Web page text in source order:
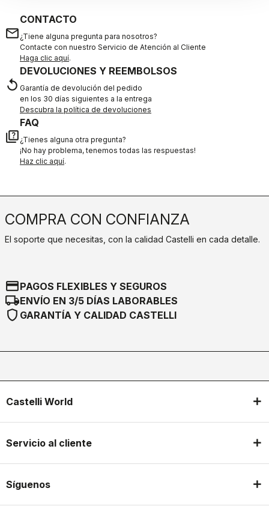
email
CONTACTO
¿Tiene alguna pregunta para nosotros?
Contacte con nuestro Servicio de Atención al Cliente
Haga clic aquí.
replay
DEVOLUCIONES Y REEMBOLSOS
Garantía de devolución del pedido
en los 30 días siguientes a la entrega
Descubra la política de devoluciones
quiz
FAQ
¿Tienes alguna otra pregunta?
¡No hay problema, tenemos todas las respuestas!
Haz clic aquí.
COMPRA CON CONFIANZA
El soporte que necesitas, con la calidad Castelli en cada detalle.
credit_cardPAGOS FLEXIBLES Y SEGUROS
local_shippingENVÍO EN 3/5 DÍAS LABORABLES
shield GARANTÍA Y CALIDAD CASTELLI
Castelli World
Servicio al cliente
Síguenos